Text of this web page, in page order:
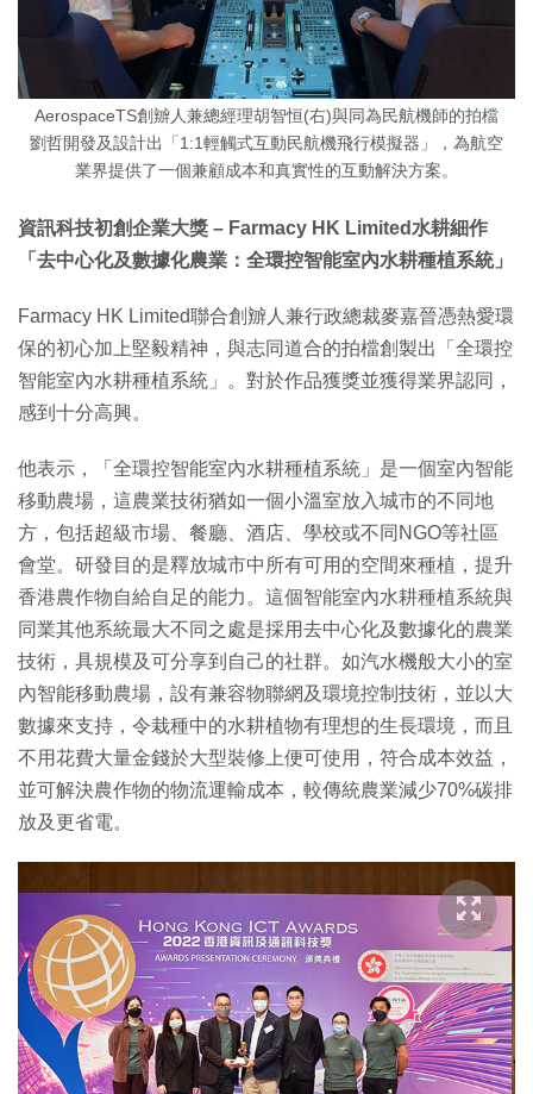
AerospaceTS創辧人兼總經理胡智恒(右)與同為民航機師的拍檔
劉哲開發及設計出「1:1輕觸式互動民航機飛行模擬器」，為航空
業界提供了一個兼顧成本和真實性的互動解決方案。
資訊科技初創企業大獎 – Farmacy HK Limited水耕細作
「去中心化及數據化農業：全環控智能室內水耕種植系統」
Farmacy HK Limited聯合創辧人兼行政總裁麥嘉晉憑熱愛環
保的初心加上堅毅精神，與志同道合的拍檔創製出「全環控
智能室內水耕種植系統」。對於作品獲獎並獲得業界認同，
感到十分高興。
他表示，「全環控智能室內水耕種植系統」是一個室內智能
移動農場，這農業技術猶如一個小溫室放入城市的不同地
方，包括超級市場、餐廳、酒店、學校或不同NGO等社區
會堂。研發目的是釋放城市中所有可用的空間來種植，提升
香港農作物自給自足的能力。這個智能室內水耕種植系統與
同業其他系統最大不同之處是採用去中心化及數據化的農業
技術，具規模及可分享到自己的社群。如汽水機般大小的室
內智能移動農場，設有兼容物聯網及環境控制技術，並以大
數據來支持，令栽種中的水耕植物有理想的生長環境，而且
不用花費大量金錢於大型裝修上便可使用，符合成本效益，
並可解決農作物的物流運輸成本，較傳統農業減少70%碳排
放及更省電。